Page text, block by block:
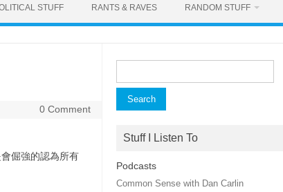
STUFF RANTS & RAVES RANDOM STUFF
0 Comment
倔強的認為所有
for:
Stuff I Listen To
Podcasts
Common Sense with Dan Carlin